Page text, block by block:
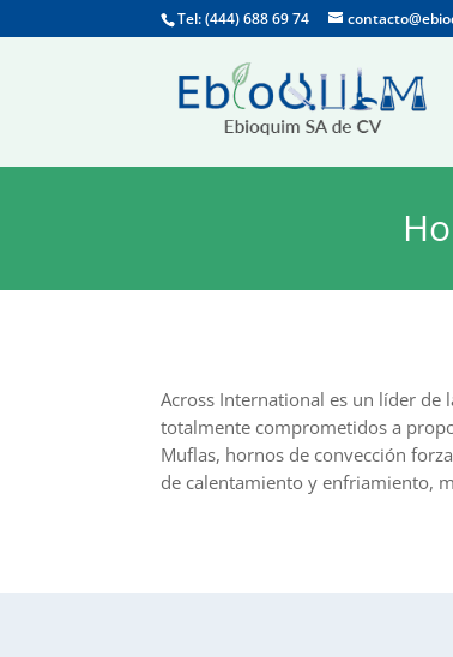
Tel: (444) 688 69 74
Across International es un líder
totalmente comprometidos a
Muflas, hornos de convección
de calentamiento y enfriamiento,